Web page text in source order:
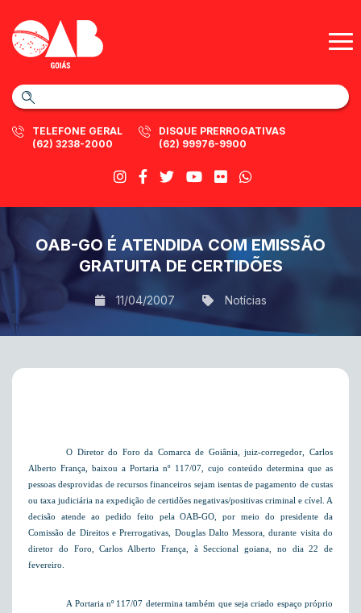
TELEFONE GERAL
(62) 3238-2000
DISQUE PRERROGATIVAS
(62) 99976-9900
OAB-GO É ATENDIDA COM EMISSÃO
GRATUITA DE CERTIDÕES
11/04/2007 Notícias
O Diretor do Foro da Comarca de Goiânia, juiz-corregedor, Carlos
Alberto França, baixou a Portaria nº 117/07, cujo conteúdo determina que as
pessoas desprovidas de recursos financeiros sejam isentas de pagamento de custas
ou taxa judiciária na expedição de certidões negativas/positivas criminal e cível. A
decisão atende ao pedido feito pela OAB-GO, por meio do presidente da
Comissão de Direitos e Prerrogativas, Douglas Dalto Messora, durante visita do
diretor do Foro, Carlos Alberto França, à Seccional goiana, no dia 22 de
fevereiro.
A Portaria nº 117/07 determina também que seja criado espaço próprio